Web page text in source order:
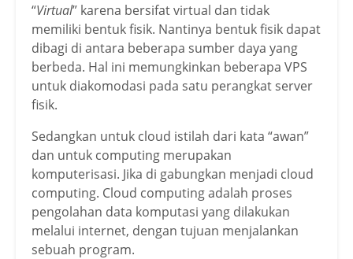
“Virtual” karena bersifat virtual dan tidak
memiliki bentuk fisik. Nantinya bentuk fisik dapat
dibagi di antara beberapa sumber daya yang
berbeda. Hal ini memungkinkan beberapa VPS
untuk diakomodasi pada satu perangkat server
fisik.
Sedangkan untuk cloud istilah dari kata “awan”
dan untuk computing merupakan
komputerisasi. Jika di gabungkan menjadi cloud
computing. Cloud computing adalah proses
pengolahan data komputasi yang dilakukan
melalui internet, dengan tujuan menjalankan
sebuah program.